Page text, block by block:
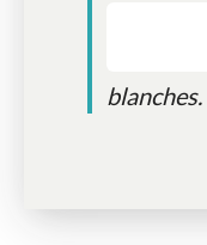
blanches.